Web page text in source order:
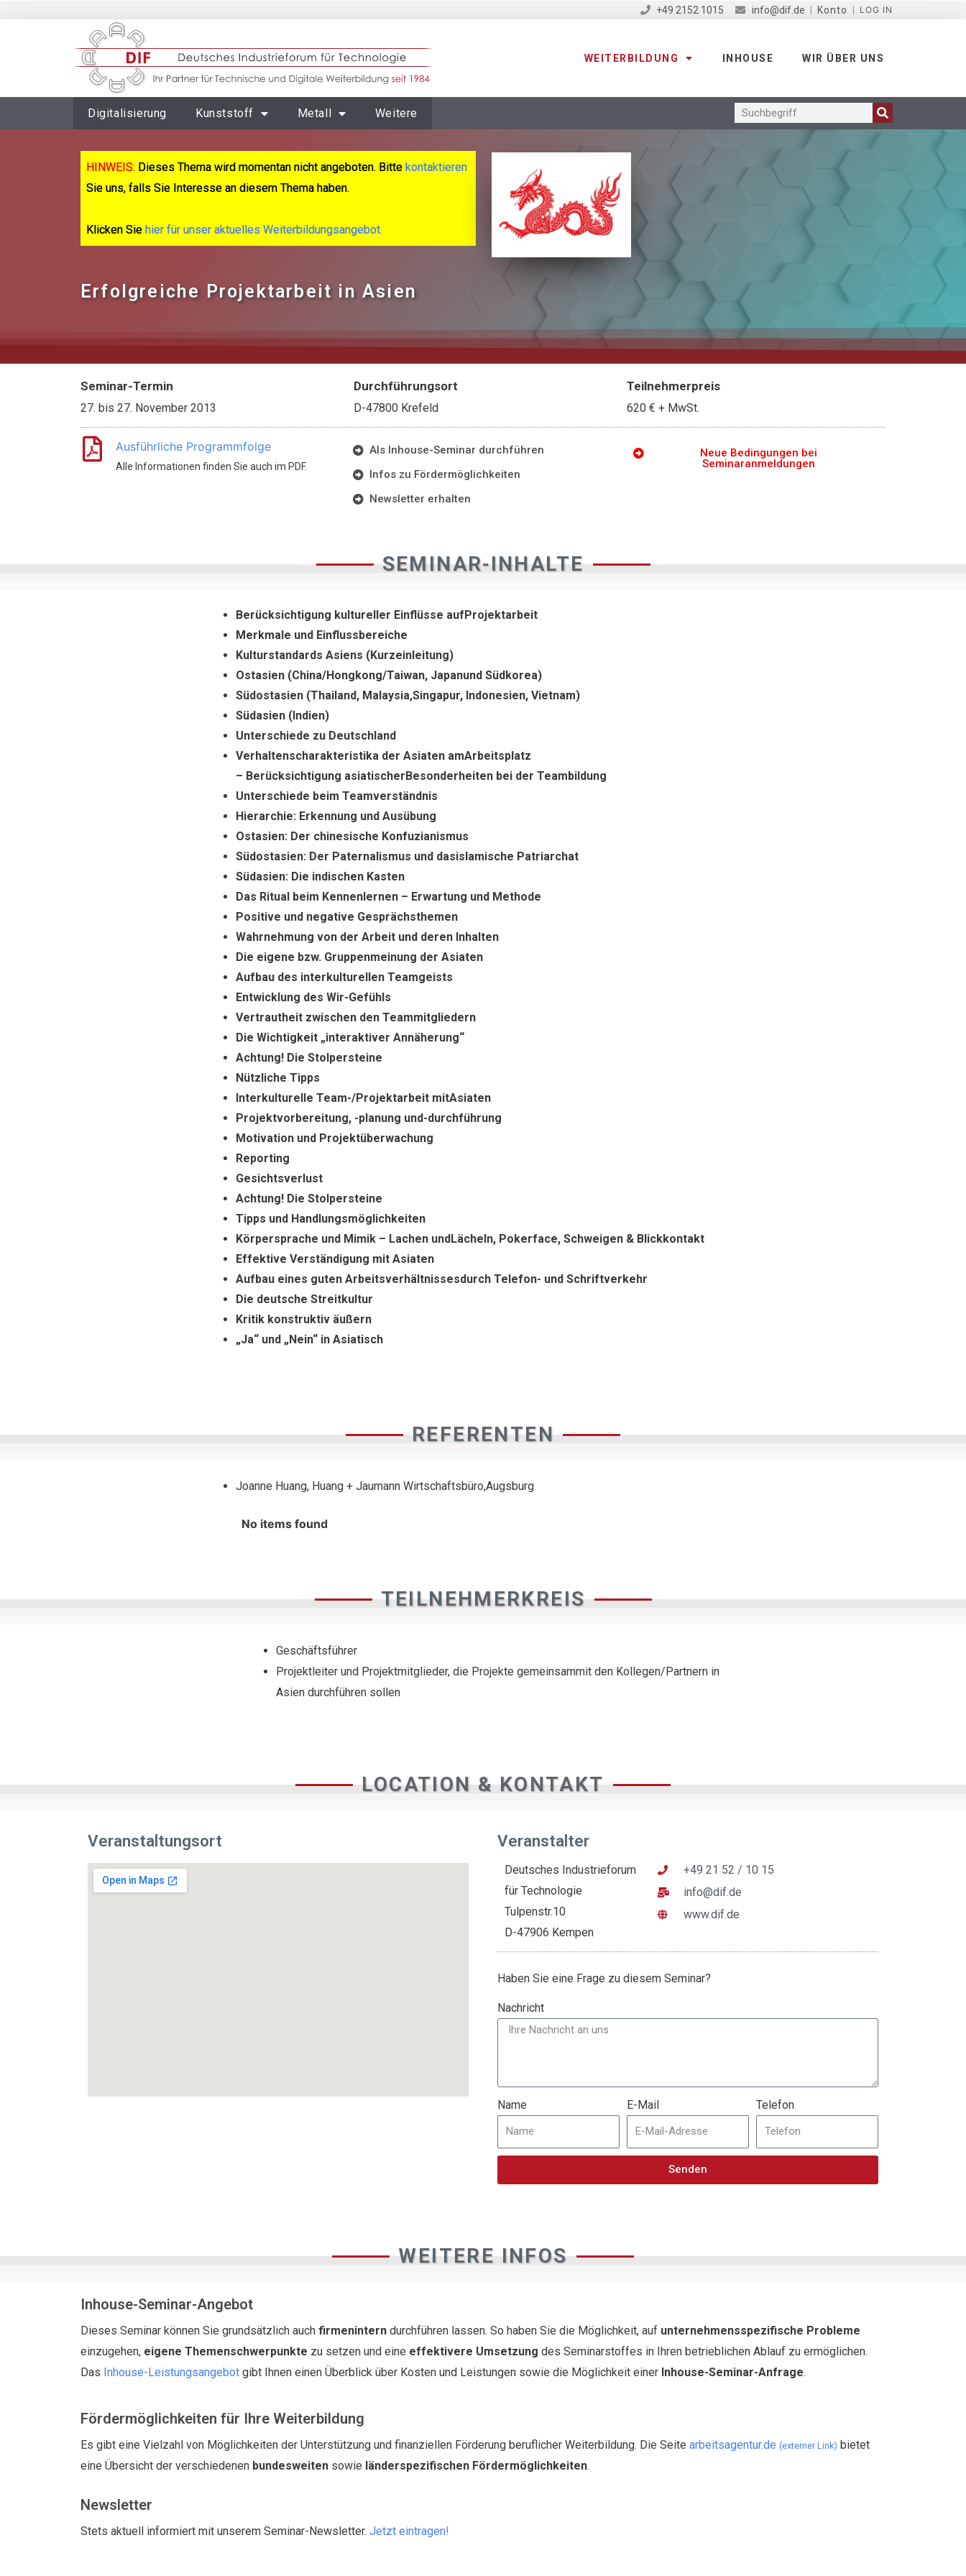
+49 2152 1015 info@dif.de Konto LOG IN
WEITERBILDUNG INHOUSE WIR ÜBER UNS
Digitalisierung Kunststoff Metall Weitere
HINWEIS: Dieses Thema wird momentan nicht angeboten. Bitte kontaktieren
Sie uns, falls Sie Interesse an diesem Thema haben.
Klicken Sie hier für unser aktuelles Weiterbildungsangebot.
Erfolgreiche Projektarbeit in Asien
Seminar-Termin
27. bis 27. November 2013
Durchführungsort
D-47800 Krefeld
Teilnehmerpreis
620 € + MwSt.
Ausführliche Programmfolge
Alle Informationen finden Sie auch im PDF.
Als Inhouse-Seminar durchführen
Infos zu Fördermöglichkeiten
Newsletter erhalten
Neue Bedingungen bei
Seminaranmeldungen
SEMINAR-INHALTE
Berücksichtigung kultureller Einflüsse aufProjektarbeit
Merkmale und Einflussbereiche
Kulturstandards Asiens (Kurzeinleitung)
Ostasien (China/Hongkong/Taiwan, Japanund Südkorea)
Südostasien (Thailand, Malaysia,Singapur, Indonesien, Vietnam)
Südasien (Indien)
Unterschiede zu Deutschland
Verhaltenscharakteristika der Asiaten amArbeitsplatz
– Berücksichtigung asiatischerBesonderheiten bei der Teambildung
Unterschiede beim Teamverständnis
Hierarchie: Erkennung und Ausübung
Ostasien: Der chinesische Konfuzianismus
Südostasien: Der Paternalismus und dasislamische Patriarchat
Südasien: Die indischen Kasten
Das Ritual beim Kennenlernen – Erwartung und Methode
Positive und negative Gesprächsthemen
Wahrnehmung von der Arbeit und deren Inhalten
Die eigene bzw. Gruppenmeinung der Asiaten
Aufbau des interkulturellen Teamgeists
Entwicklung des Wir-Gefühls
Vertrautheit zwischen den Teammitgliedern
Die Wichtigkeit „interaktiver Annäherung“
Achtung! Die Stolpersteine
Nützliche Tipps
Interkulturelle Team-/Projektarbeit mitAsiaten
Projektvorbereitung, -planung und-durchführung
Motivation und Projektüberwachung
Reporting
Gesichtsverlust
Achtung! Die Stolpersteine
Tipps und Handlungsmöglichkeiten
Körpersprache und Mimik – Lachen undLächeln, Pokerface, Schweigen & Blickkontakt
Effektive Verständigung mit Asiaten
Aufbau eines guten Arbeitsverhältnissesdurch Telefon- und Schriftverkehr
Die deutsche Streitkultur
Kritik konstruktiv äußern
„Ja“ und „Nein“ in Asiatisch
REFERENTEN
Joanne Huang, Huang + Jaumann Wirtschaftsbüro,Augsburg
No items found
TEILNEHMERKREIS
Geschäftsführer
Projektleiter und Projektmitglieder, die Projekte gemeinsammit den Kollegen/Partnern in
Asien durchführen sollen
LOCATION & KONTAKT
Veranstaltungsort Veranstalter
Deutsches Industrieforum
für Technologie
Tulpenstr.10
D-47906 Kempen
+49 21 52 / 10 15
info@dif.de
www.dif.de
Haben Sie eine Frage zu diesem Seminar?
Nachricht
Name E-Mail Telefon
Senden
WEITERE INFOS
Inhouse-Seminar-Angebot
Dieses Seminar können Sie grundsätzlich auch firmenintern durchführen lassen. So haben Sie die Möglichkeit, auf unternehmensspezifische Probleme
einzugehen, eigene Themenschwerpunkte zu setzen und eine effektivere Umsetzung des Seminarstoffes in Ihren betrieblichen Ablauf zu ermöglichen.
Das Inhouse-Leistungsangebot gibt Ihnen einen Überblick über Kosten und Leistungen sowie die Möglichkeit einer Inhouse-Seminar-Anfrage.
Fördermöglichkeiten für Ihre Weiterbildung
Es gibt eine Vielzahl von Möglichkeiten der Unterstützung und finanziellen Förderung beruflicher Weiterbildung. Die Seite arbeitsagentur.de (externer Link) bietet
eine Übersicht der verschiedenen bundesweiten sowie länderspezifischen Fördermöglichkeiten.
Newsletter
Stets aktuell informiert mit unserem Seminar-Newsletter. Jetzt eintragen!